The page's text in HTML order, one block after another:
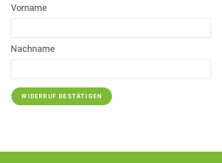
E-Mail
(wiederholen)*
Vorname
Nachname
WIDERRUF BESTÄTIGEN